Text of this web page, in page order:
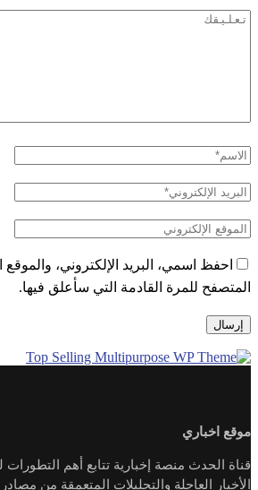
احفظ اسمي، البريد الإلكتروني، والموقع
المتصفح للمرة القادمة التي سأعلق فيها.
موقع اخباري
قناة الحدث منصة إخبارية تتابع أهم
الأخبار العاجلة والتحليلات المتعمقة من